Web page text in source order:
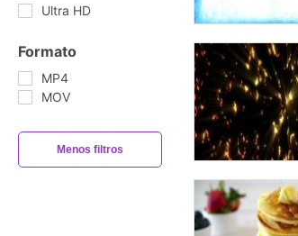
Ultra HD
Formato
MP4
MOV
Menos filtros